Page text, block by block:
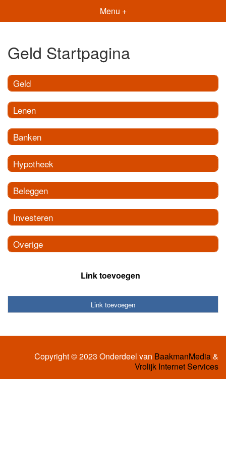
Menu +
Geld Startpagina
Geld
Lenen
Banken
Hypotheek
Beleggen
Investeren
Overige
Link toevoegen
Link toevoegen
Copyright © 2023 Onderdeel van BaakmanMedia&
Vrolijk Internet Services